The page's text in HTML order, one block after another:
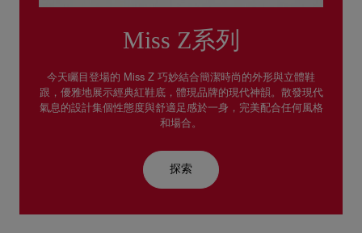
Miss Z系列
今天矚目登場的 Miss Z 巧妙結合簡潔時尚的外形與立體鞋
跟，優雅地展示經典紅鞋底，體現品牌的現代神韻。散發現代
氣息的設計集個性態度與舒適足感於一身，完美配合任何風格
和場合。
探索